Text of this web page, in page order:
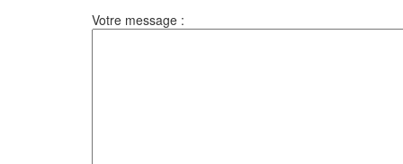
Votre message :